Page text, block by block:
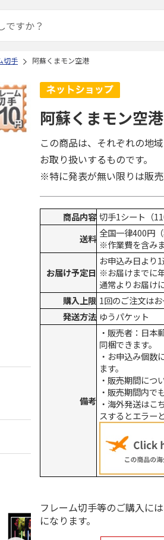
切手 阿蘇くまモン空港
阿蘇くまモン空港
この商品は、それぞれの地
お取り扱いするものです。
※特に発表が無い限りは販
商品内容 切手1シート（
送料 全国一律400円（
※作業費を含み
お届け予定日
お申込み日より
※お届けまでに
通常よりお届け
購入上限 1回のご注文は
発送方法 ゆうパケット
備考
・販売者：日本
同梱できます。
・お申込み個数
ます。
・販売期間につ
・販売期間内で
・海外発送はこ
スするとエラー
フレーム切手等のご購入に
になります。